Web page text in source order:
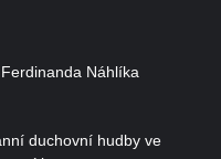
Náhlíka
duchovní hudby ve